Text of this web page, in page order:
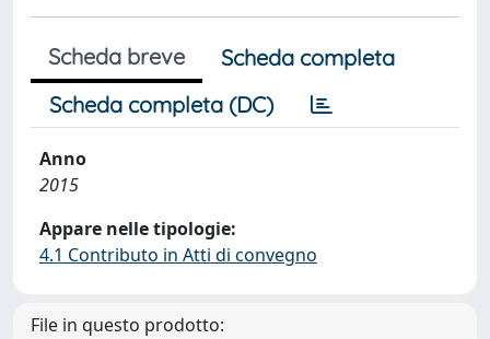
Scheda breve
Scheda completa
Scheda completa (DC)
Anno
2015
Appare nelle tipologie:
4.1 Contributo in Atti di convegno
File in questo prodotto: